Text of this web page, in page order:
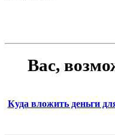
Вас,
Куда вложить деньги